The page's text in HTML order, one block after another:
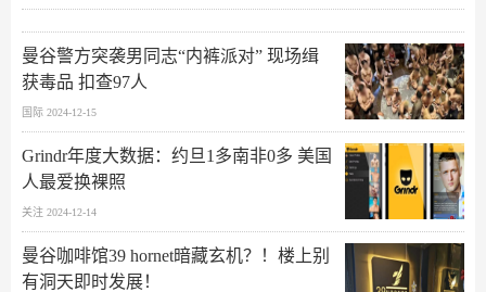
曼谷警方突袭男同志“内裤派对” 现场缉
获毒品 扣查97人
国际 2024-12-15
Grindr年度大数据：约旦1多南非0多 美国
人最爱换裸照
关注 2024-12-14
曼谷咖啡馆39 hornet暗藏玄机？！楼上别
有洞天即时发展！